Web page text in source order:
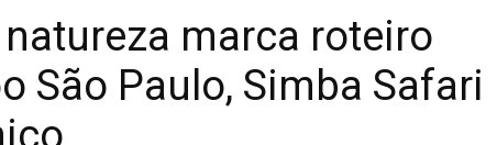
marca roteiro
São Paulo, Simba Safari